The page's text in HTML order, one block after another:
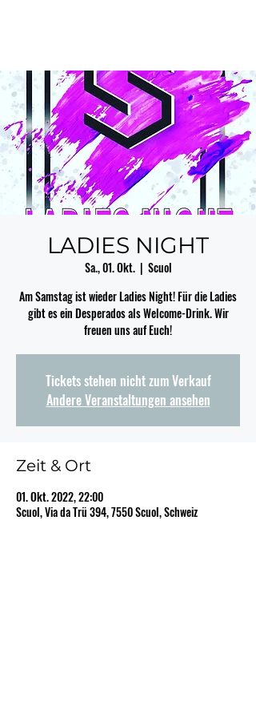
LADIES NIGHT
Sa., 01. Okt.
  |
Scuol
Am Samstag ist wieder Ladies Night! Für die Ladies
gibt es ein Desperados als Welcome-Drink. Wir
freuen uns auf Euch!
Tickets stehen nicht zum Verkauf
Andere Veranstaltungen ansehen
Zeit & Ort
01. Okt. 2022, 22:00
Scuol, Via da Trü 394, 7550 Scuol, Schweiz